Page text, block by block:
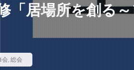
居場所を創る
会, 総会